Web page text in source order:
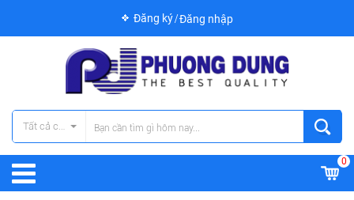
Đăng ký Đăng nhập
Tất cả các danh mục
0